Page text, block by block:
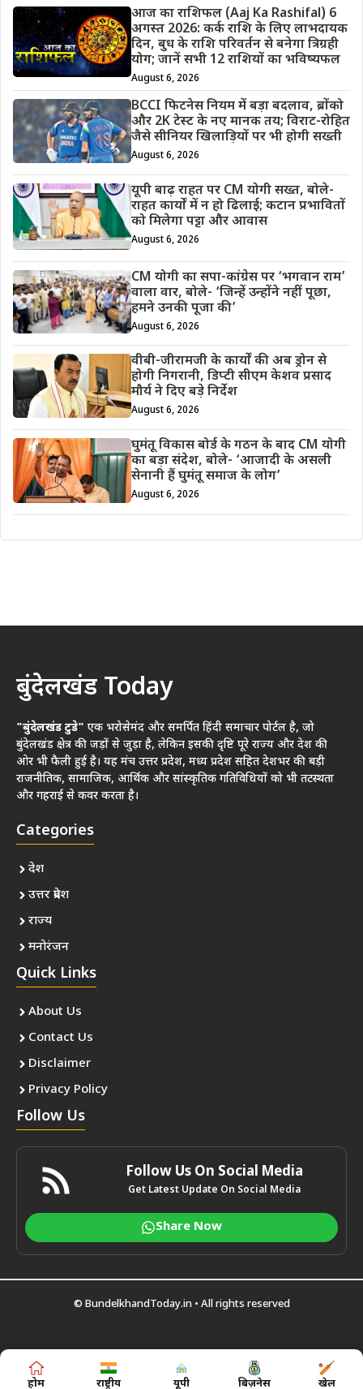
आज का राशिफल (Aaj Ka Rashifal) 6
अगस्त 2026: कर्क राशि के लिए लाभदायक
दिन, बुध के राशि परिवर्तन से बनेगा त्रिग्रही
योग; जानें सभी 12 राशियों का भविष्यफल
August 6, 2026
BCCI फिटनेस नियम में बड़ा बदलाव, ब्रोंको
और 2K टेस्ट के नए मानक तय; विराट-रोहित
जैसे सीनियर खिलाड़ियों पर भी होगी सख्ती
August 6, 2026
यूपी बाढ़ राहत पर CM योगी सख्त, बोले-
राहत कार्यों में न हो ढिलाई; कटान प्रभावितों
को मिलेगा पट्टा और आवास
August 6, 2026
CM योगी का सपा-कांग्रेस पर ‘भगवान राम’
वाला वार, बोले- ‘जिन्हें उन्होंने नहीं पूछा,
हमने उनकी पूजा की’
August 6, 2026
वीबी-जीरामजी के कार्यों की अब ड्रोन से
होगी निगरानी, डिप्टी सीएम केशव प्रसाद
मौर्य ने दिए बड़े निर्देश
August 6, 2026
घुमंतू विकास बोर्ड के गठन के बाद CM योगी
का बड़ा संदेश, बोले- ‘आजादी के असली
सेनानी हैं घुमंतू समाज के लोग’
August 6, 2026
बुंदेलखंड Today
"बुंदेलखंड टुडे" एक भरोसेमंद और समर्पित हिंदी समाचार पोर्टल है, जो
बुंदेलखंड क्षेत्र की जड़ों से जुड़ा है, लेकिन इसकी दृष्टि पूरे राज्य और देश की
ओर भी फैली हुई है। यह मंच उत्तर प्रदेश, मध्य प्रदेश सहित देशभर की बड़ी
राजनीतिक, सामाजिक, आर्थिक और सांस्कृतिक गतिविधियों को भी तटस्थता
और गहराई से कवर करता है।
Categories
देश
उत्तर प्रदेश
राज्य
मनोरंजन
Quick Links
About Us
Contact Us
Disclaimer
Privacy Policy
Follow Us
Follow Us On Social Media
Get Latest Update On Social Media
Share Now
© BundelkhandToday.in • All rights reserved
होम राष्ट्रीय यूपी बिज़नेस खेल